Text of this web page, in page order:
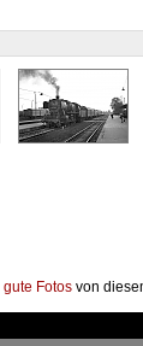
gute Fotos von